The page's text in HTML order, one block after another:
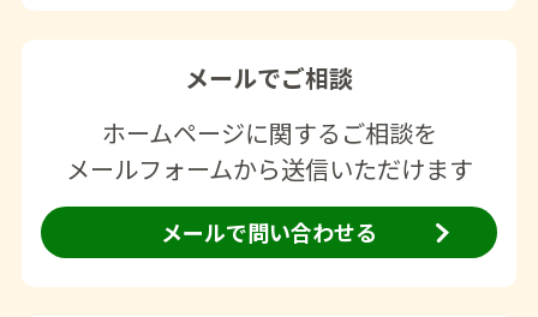
メールでご相談
ホームページに関するご相談を
メールフォームから送信いただけます
メールで問い合わせる